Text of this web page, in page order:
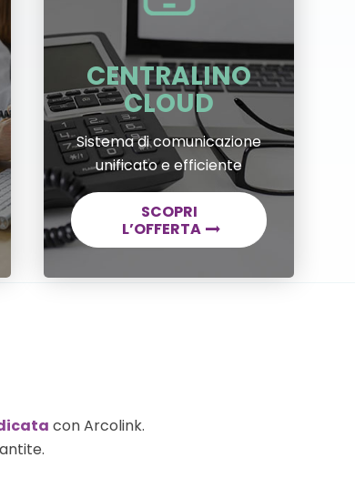
CENTRALINO
CLOUD
Sistema di comunicazione
unificato e efficiente
SCOPRI
L’OFFERTA
con Arcolink.